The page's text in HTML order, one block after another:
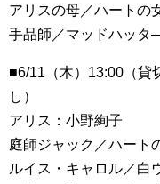
アリスの母／ハートの
手品師／マッドハッタ
■6/11（木）13:00（貸
し）
アリス：小野絢子
庭師ジャック／ハート
ルイス・キャロル／白